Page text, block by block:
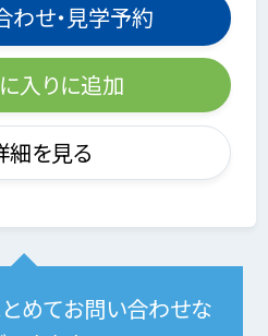
わせ・見学予約
入りに追加
細を見る
めてお問い合わせな